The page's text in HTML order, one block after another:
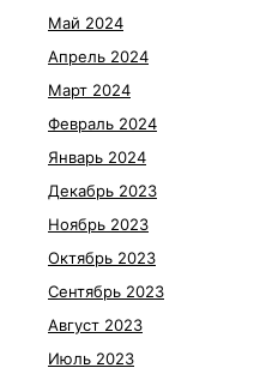
Май 2024
Апрель 2024
Март 2024
Февраль 2024
Январь 2024
Декабрь 2023
Ноябрь 2023
Октябрь 2023
Сентябрь 2023
Август 2023
Июль 2023